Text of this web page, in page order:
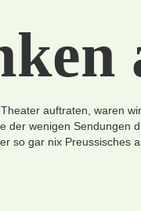
auftraten, waren
der wenigen
so gar nix